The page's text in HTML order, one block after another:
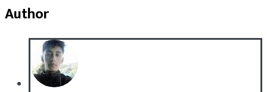
Author